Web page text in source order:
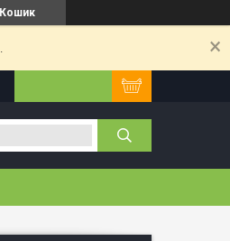
Кошик